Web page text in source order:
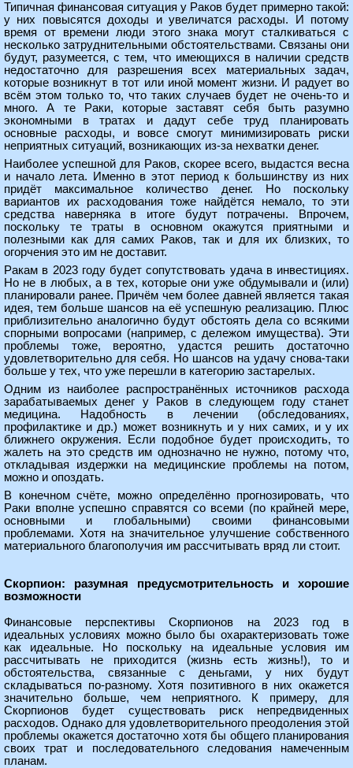
Типичная финансовая ситуация у Раков будет примерно такой:
у них повысятся доходы и увеличатся расходы. И потому
время от времени люди этого знака могут сталкиваться с
несколько затруднительными обстоятельствами. Связаны они
будут, разумеется, с тем, что имеющихся в наличии средств
недостаточно для разрешения всех материальных задач,
которые возникнут в тот или иной момент жизни. И радует во
всём этом только то, что таких случаев будет не очень-то и
много. А те Раки, которые заставят себя быть разумно
экономными в тратах и дадут себе труд планировать
основные расходы, и вовсе смогут минимизировать риски
неприятных ситуаций, возникающих из-за нехватки денег.
Наиболее успешной для Раков, скорее всего, выдастся весна
и начало лета. Именно в этот период к большинству из них
придёт максимальное количество денег. Но поскольку
вариантов их расходования тоже найдётся немало, то эти
средства наверняка в итоге будут потрачены. Впрочем,
поскольку те траты в основном окажутся приятными и
полезными как для самих Раков, так и для их близких, то
огорчения это им не доставит.
Ракам в 2023 году будет сопутствовать удача в инвестициях.
Но не в любых, а в тех, которые они уже обдумывали и (или)
планировали ранее. Причём чем более давней является такая
идея, тем больше шансов на её успешную реализацию. Плюс
приблизительно аналогично будут обстоять дела со всякими
спорными вопросами (например, с дележом имущества). Эти
проблемы тоже, вероятно, удастся решить достаточно
удовлетворительно для себя. Но шансов на удачу снова-таки
больше у тех, что уже перешли в категорию застарелых.
Одним из наиболее распространённых источников расхода
зарабатываемых денег у Раков в следующем году станет
медицина. Надобность в лечении (обследованиях,
профилактике и др.) может возникнуть и у них самих, и у их
ближнего окружения. Если подобное будет происходить, то
жалеть на это средств им однозначно не нужно, потому что,
откладывая издержки на медицинские проблемы на потом,
можно и опоздать.
В конечном счёте, можно определённо прогнозировать, что
Раки вполне успешно справятся со всеми (по крайней мере,
основными и глобальными) своими финансовыми
проблемами. Хотя на значительное улучшение собственного
материального благополучия им рассчитывать вряд ли стоит.
Скорпион: разумная предусмотрительность и хорошие
возможности
Финансовые перспективы Скорпионов на 2023 год в
идеальных условиях можно было бы охарактеризовать тоже
как идеальные. Но поскольку на идеальные условия им
рассчитывать не приходится (жизнь есть жизнь!), то и
обстоятельства, связанные с деньгами, у них будут
складываться по-разному. Хотя позитивного в них окажется
значительно больше, чем неприятного. К примеру, для
Скорпионов будет существовать риск непредвиденных
расходов. Однако для удовлетворительного преодоления этой
проблемы окажется достаточно хотя бы общего планирования
своих трат и последовательного следования намеченным
планам.